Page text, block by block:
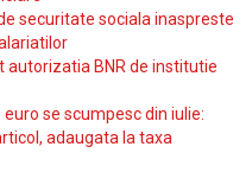
securitate sociala inaspreste
autorizatia BNR de institutie
se scumpesc din iulie:
adaugata la taxa